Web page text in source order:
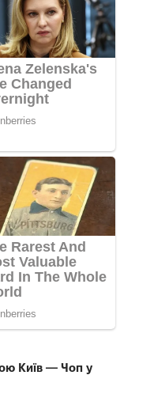
Київ — Чоп у